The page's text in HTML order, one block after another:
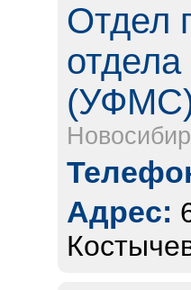
Отдел
Адрес: